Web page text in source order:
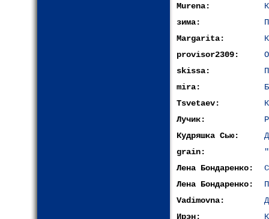
Murena:
зима:
Margarita:
provisor2309:
skissa:
mira:
Tsvetaev:
Лучик:
Кудряшка Сью:
grain:
Лена Бондаренко:
Лена Бондаренко:
Vadimovna:
Ирэн: